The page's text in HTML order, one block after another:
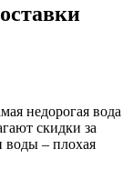
недорогая вода
скидки за
воды – плохая